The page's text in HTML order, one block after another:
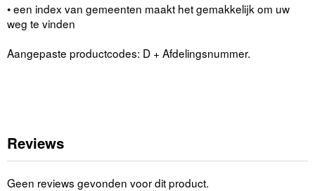
• een index van gemeenten maakt het gemakkelijk om uw
weg te vinden
Aangepaste productcodes: D + Afdelingsnummer.
Reviews
Geen reviews gevonden voor dit product.